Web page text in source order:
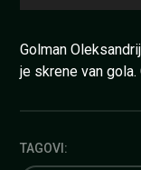
Golman
je skrene van
TAGOVI: